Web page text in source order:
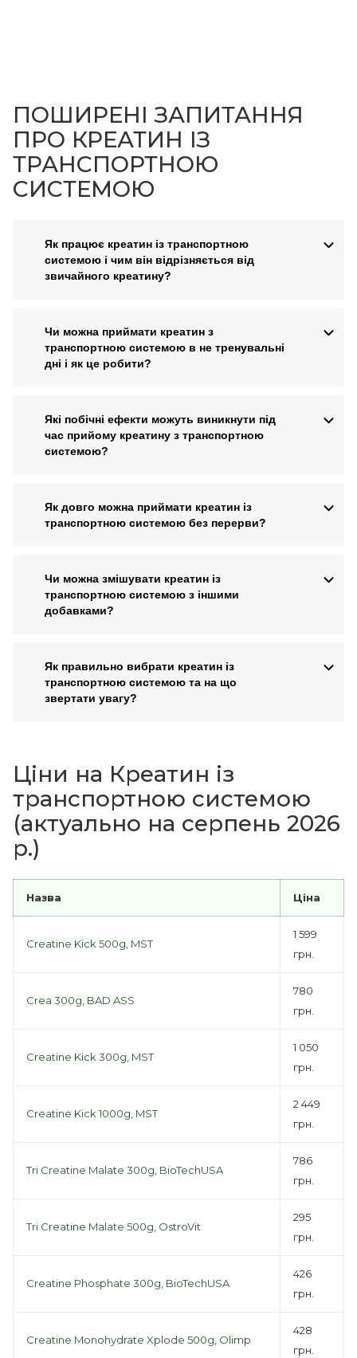
ПОШИРЕНІ ЗАПИТАННЯ
ПРО КРЕАТИН ІЗ
ТРАНСПОРТНОЮ
СИСТЕМОЮ
Як працює креатин із транспортною
системою і чим він відрізняється від
звичайного креатину?
Чи можна приймати креатин з
транспортною системою в не тренувальні
дні і як це робити?
Які побічні ефекти можуть виникнути під
час прийому креатину з транспортною
системою?
Як довго можна приймати креатин із
транспортною системою без перерви?
Чи можна змішувати креатин із
транспортною системою з іншими
добавками?
Як правильно вибрати креатин із
транспортною системою та на що
звертати увагу?
Ціни на Креатин із
транспортною системою
(актуально на серпень 2026
р.)
Назва Ціна
Creatine Kick 500g, MST
1 599
грн.
Crea 300g, BAD ASS
780
грн.
Creatine Kick 300g, MST
1 050
грн.
Creatine Kick 1000g, MST
2 449
грн.
Tri Creatine Malate 300g, BioTechUSA
786
грн.
Tri Creatine Malate 500g, OstroVit
295
грн.
Creatine Phosphate 300g, BioTechUSA
426
грн.
Creatine Monohydrate Xplode 500g, Olimp
428
грн.